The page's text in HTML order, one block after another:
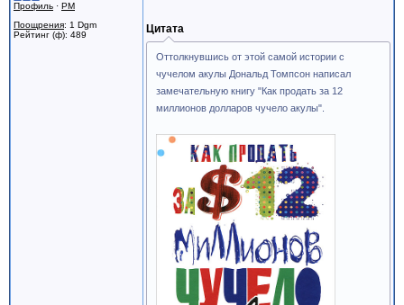
Профиль · PM
Поощрения: 1 Dgm
Рейтинг (ф): 489
Цитата
Оттолкнувшись от этой самой истории с
чучелом акулы Дональд Томпсон написал
замечательную книгу "Как продать за 12
миллионов долларов чучело акулы".